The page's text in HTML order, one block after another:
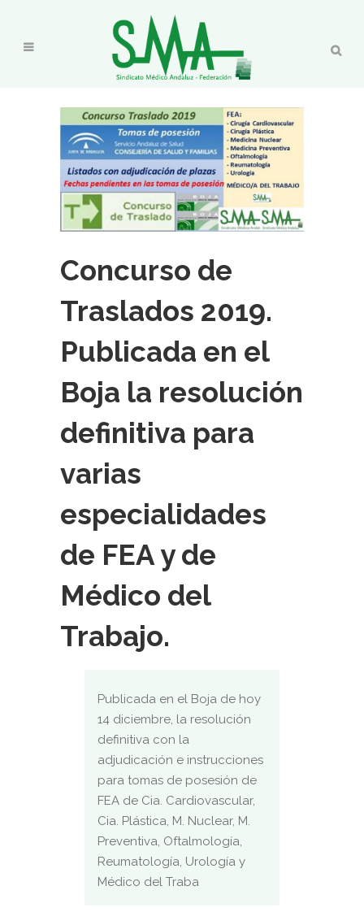
Concurso de
Traslados 2019.
Publicada en el
Boja la resolución
definitiva para
varias
especialidades
de FEA y de
Médico del
Trabajo.
Publicada en el Boja de hoy
14 diciembre, la resolución
definitiva con la
adjudicación e instrucciones
para tomas de posesión de
FEA de Cia. Cardiovascular,
Cia. Plástica, M. Nuclear, M.
Preventiva, Oftalmología,
Reumatología, Urología y
Médico del Traba